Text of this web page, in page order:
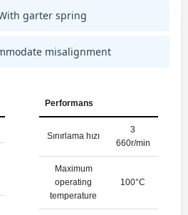
garter spring
misalignment
Performans
Sınırlama hızı
3
660r/min
Maximum
operating
temperature
100°C